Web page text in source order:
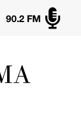

90.2 FM